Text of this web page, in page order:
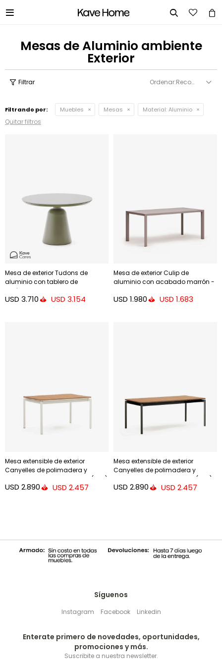
 
Mesas de Aluminio ambiente
Exterior
Recomendados
Filtrando por: Muebles Mesas Material:Aluminio
Quitar filtros
Mesa de exterior Tudons de
aluminio con tablero de
cerámica verde, Ø120 cm
USD 3.710 USD 3.154
Mesa de exterior Culip de
aluminio con acabado marrón -
USD 1.980 USD 1.683
Mesa extensible de exterior
Canyelles de polimadera y
aluminio - blanco mate 140 (200)
x 90 cm
USD 2.890 USD 2.457
Mesa extensible de exterior
Canyelles de polimadera y
aluminio - negro mate 140 (200) x
90 cm
USD 2.890 USD 2.457
Síguenos
Instagram Facebook Linkedin
Enterate primero de novedades, oportunidades,
promociones y más.
Suscribite a nuestra newsletter.